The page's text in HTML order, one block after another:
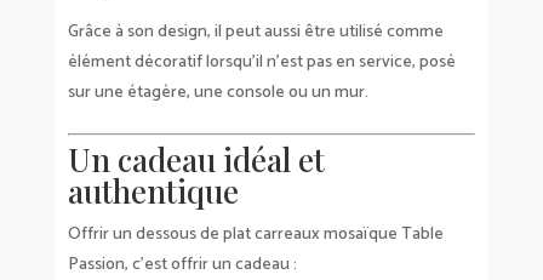
Grâce à son design, il peut aussi être utilisé comme
élément décoratif lorsqu’il n’est pas en service, posé
sur une étagère, une console ou un mur.
Un cadeau idéal et
authentique
Offrir un dessous de plat carreaux mosaïque Table
Passion, c’est offrir un cadeau :